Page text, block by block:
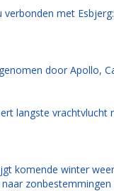
verbonden met
door Apollo,
langste vrachtvlucht
komende winter weer
zonbestemmingen